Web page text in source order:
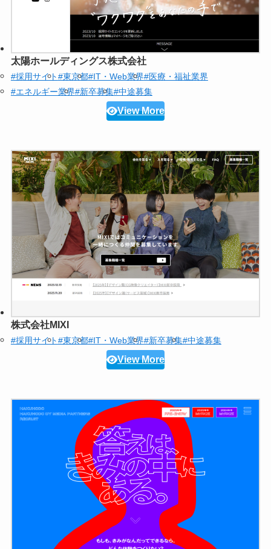
太陽ホールディングス株式会社
#採用サイト#東京都#IT・Web業界#医療・福祉業界
#エネルギー業界#新卒募集#中途募集
View More
株式会社MIXI
#採用サイト#東京都#IT・Web業界#新卒募集#中途募集
View More